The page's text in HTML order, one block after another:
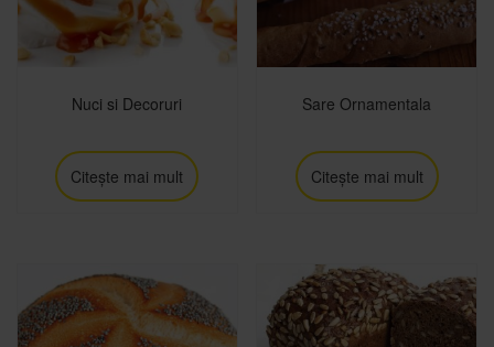
Nuci si Decoruri
Citește mai mult
Sare Ornamentala
Citește mai mult